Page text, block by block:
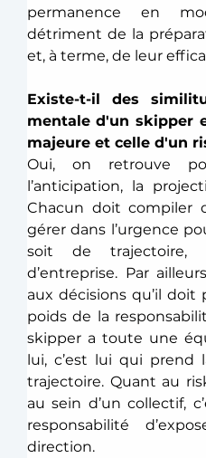
permanence en
détriment de la
et, à terme, de leur
Existe-t-il des
mentale d'un skipper
majeure et celle d'un
Oui, on retrouve
l’anticipation, la
Chacun doit compiler
gérer dans l’urgence
soit de trajectoire,
d’entreprise. Par
aux décisions qu’il
poids de la
skipper a toute une
lui, c’est lui qui prend
trajectoire. Quant au
au sein d’un collectif,
responsabilité
direction.